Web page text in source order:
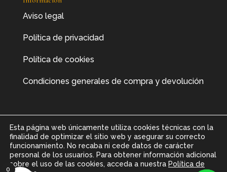
Aviso legal
Política de privacidad
Política de cookies
Condiciones generales de compra y devolución
Esta página web únicamente utiliza cookies técnicas con la
finalidad de optimizar el sitio web y asegurar su correcto
funcionamiento. No recaba ni cede datos de carácter
personal de los usuarios. Para obtener información adicional
sobre el uso de las cookies, acceda a nuestra Política de
0